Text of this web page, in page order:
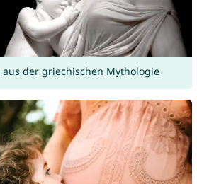
der griechischen Mythologie